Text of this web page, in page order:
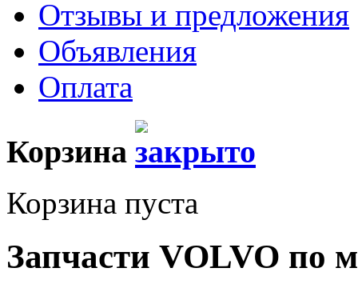
Отзывы и предложения
Объявления
Оплата
Корзина
Корзина пуста
Запчасти VOLVO по